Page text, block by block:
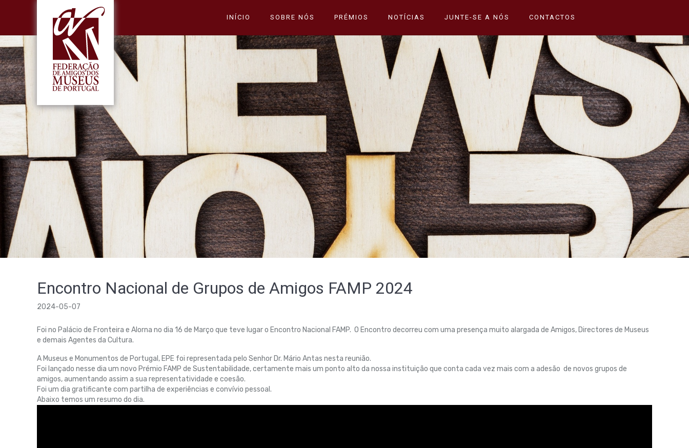
INÍCIO SOBRE NÓS PRÉMIOS NOTÍCIAS JUNTE-SE A NÓS CONTACTOS
Encontro Nacional de Grupos de Amigos FAMP 2024
2024-05-07
Foi no Palácio de Fronteira e Alorna no dia 16 de Março que teve lugar o Encontro Nacional FAMP. O Encontro decorreu com uma presença muito alargada de Amigos, Directores de Museus
e demais Agentes da Cultura.
A Museus e Monumentos de Portugal, EPE foi representada pelo Senhor Dr. Mário Antas nesta reunião.
Foi lançado nesse dia um novo Prémio FAMP de Sustentabilidade, certamente mais um ponto alto da nossa instituição que conta cada vez mais com a adesão de novos grupos de
amigos, aumentando assim a sua representatividade e coesão.
Foi um dia gratificante com partilha de experiências e convívio pessoal.
Abaixo temos um resumo do dia.